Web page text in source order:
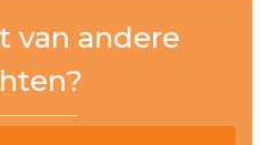
van andere